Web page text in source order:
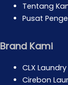
Tentang
Pusat
Brand Kami
CLX Laundry
Cirebon